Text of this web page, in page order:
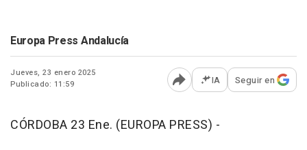
Europa Press Andalucía
Jueves, 23 enero 2025
Publicado: 11:59
Abrir opciones para
IA Seguir en
CÓRDOBA 23 Ene. (EUROPA PRESS) -